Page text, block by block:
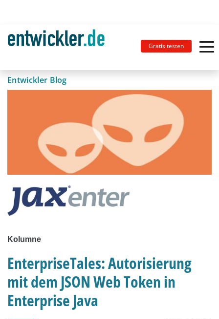
Gratis testen
Entwickler Blog
Kolumne
EnterpriseTales: Autorisierung
mit dem JSON Web Token in
Enterprise Java